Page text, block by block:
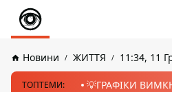
Новини ЖИТТЯ 11:34, 11
ТОПТЕМИ: 💡ГРАФІКИ